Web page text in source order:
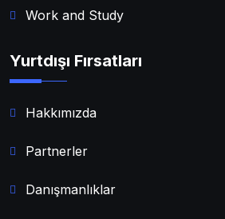
Work and Study
Yurtdışı Fırsatları
Hakkımızda
Partnerler
Danışmanlıklar